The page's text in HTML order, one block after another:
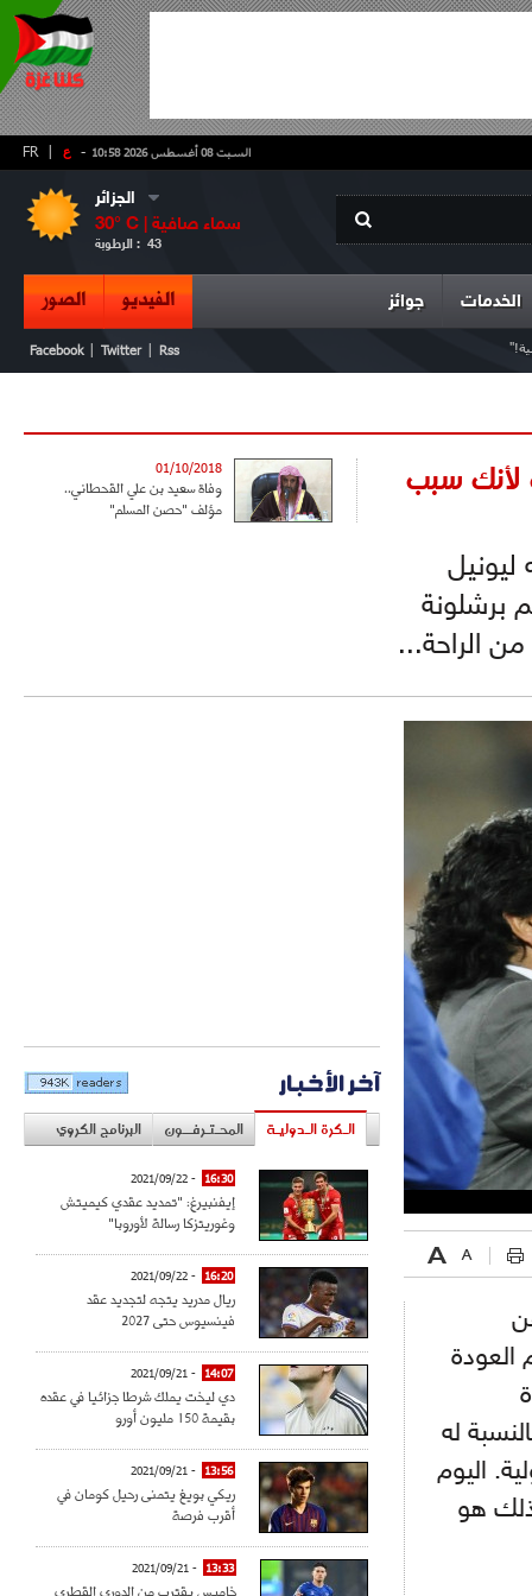
- ع FR السبت 08 أغسطس 2026 10:58
الجزائر
30° C | سماء صافية
الرطوبة : 43
الخدمات جوائز الفيديو الصور
Facebook Twitter Rss
لأنك سبب
ليونيل
برشلونة
الراحة...
01/10/2018
وفاة سعيد بن علي القحطاني..
مؤلف "حصن المسلم"
الوقت بالنسبة له
اليوم
هو
آخر الأخبار
الـكرة الـدوليـة المحـتـرفــون البرنامج الكروي
16:30
- 2021/09/22
إيفنبيرغ: "تمديد عقدي كيميتش
وغوريتزكا رسالة لأوروبا"
16:20
- 2021/09/22
ريال مدريد يتجه لتجديد عقد
فينسيوس حتى 2027
14:07
- 2021/09/21
دي ليخت يملك شرطا جزائيا في عقده
بقيمة 150 مليون أورو
13:56
- 2021/09/21
ريكي بويغ يتمنى رحيل كومان في
أقرب فرصة
13:33
- 2021/09/21
خاميس يقترب من الدوري القطري